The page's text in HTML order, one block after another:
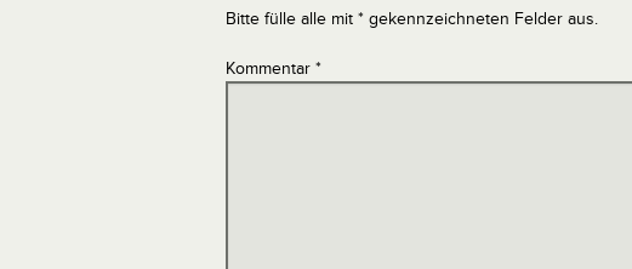
Bitte fülle alle mit * gekennzeichneten Felder aus.
Kommentar *